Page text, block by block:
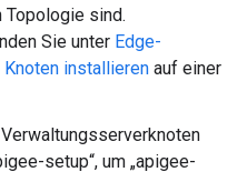
sind.
Sie unter Edge-
installieren auf einer
setup“, um „apigee-